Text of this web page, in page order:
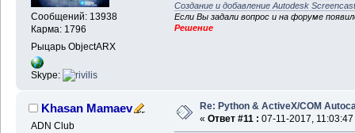
Сообщений: 13938
Карма: 1796
Рыцарь ObjectARX
Skype:
Создание и добавление Autodesk
Если Вы задали вопрос и на форуме
Решение
Khasan Mamaev
ADN Club
Re: Python & ActiveX/COM
« Ответ #11 : 07-11-2017, 11:03:47